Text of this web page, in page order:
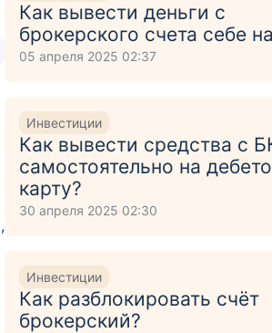
Как вывести деньги с
брокерского счета себе
05 апреля 2025 02:37
Инвестиции
Как вывести средства с
самостоятельно на
карту?
30 апреля 2025 02:30
Инвестиции
Как разблокировать счёт
брокерский?